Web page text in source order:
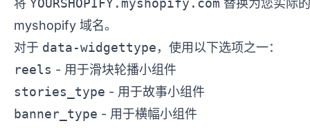
将 YOURSHOPIFY.myshopify.com 替换为您实际的
myshopify 域名。
对于 data-widgettype，使用以下选项之一：
reels - 用于滑块轮播小组件
stories_type - 用于故事小组件
banner_type - 用于横幅小组件